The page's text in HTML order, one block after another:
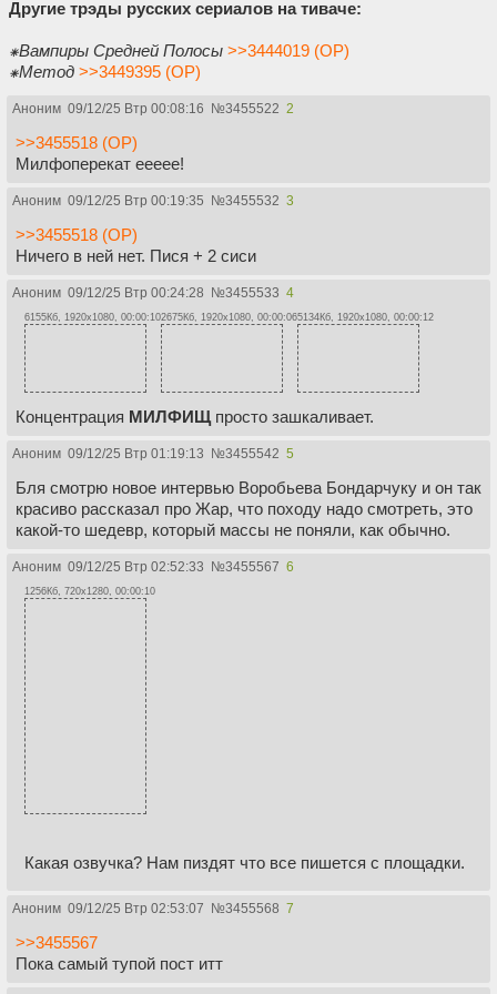
Другие трэды русских сериалов на тиваче:
⁕Вампиры Средней Полосы >>3444019 (OP)
⁕Метод >>3449395 (OP)
Аноним 09/12/25 Втр 00:08:16 №3455522 2
>>3455518 (OP)
Милфоперекат еееее!
Аноним 09/12/25 Втр 00:19:35 №3455532 3
>>3455518 (OP)
Ничего в ней нет. Пися + 2 сиси
Аноним 09/12/25 Втр 00:24:28 №3455533 4
6155Кб, 1920x1080, 00:00:102675Кб, 1920x1080, 00:00:065134Кб, 1920x1080, 00:00:12
Концентрация МИЛФИЩпросто зашкаливает.
Аноним 09/12/25 Втр 01:19:13 №3455542 5
Бля смотрю новое интервью Воробьева Бондарчуку и он так
красиво рассказал про Жар, что походу надо смотреть, это
какой-то шедевр, который массы не поняли, как обычно.
Аноним 09/12/25 Втр 02:52:33 №3455567 6
1256Кб, 720x1280, 00:00:10
Какая озвучка? Нам пиздят что все пишется с площадки.
Аноним 09/12/25 Втр 02:53:07 №3455568 7
>>3455567
Пока самый тупой пост итт